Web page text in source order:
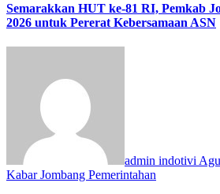
Semarakkan HUT ke-81 RI, Pemkab
2026 untuk Pererat Kebersamaan ASN
admin indotivi
Kabar Jombang Pemerintahan